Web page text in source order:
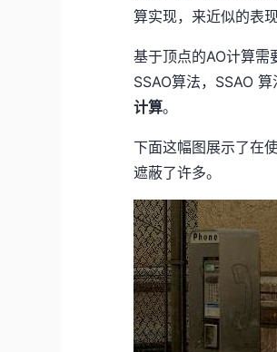
算实现，来近似的表
基于顶点的AO计算需
SSAO算法，SSAO 算
计算。
下面这幅图展示了在
遮蔽了许多。